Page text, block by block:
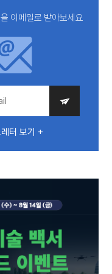
이메일로 받아보세요
터 보기 +